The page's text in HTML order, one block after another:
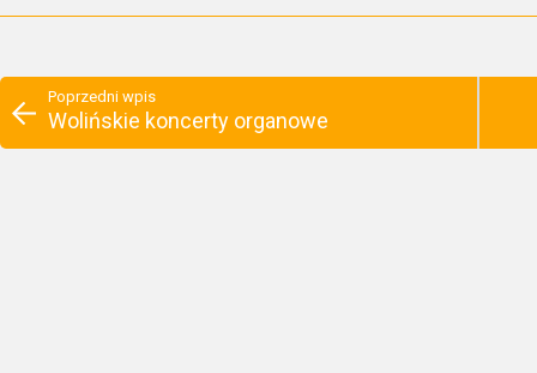
Poprzedni wpis
Wolińskie koncerty organowe